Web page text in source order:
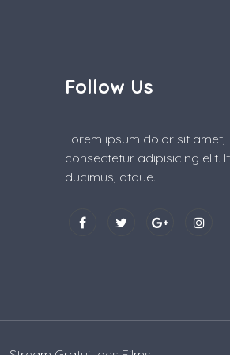
Follow Us
Lorem ipsum dolor sit amet,
consectetur adipisicing elit.
ducimus, atque.